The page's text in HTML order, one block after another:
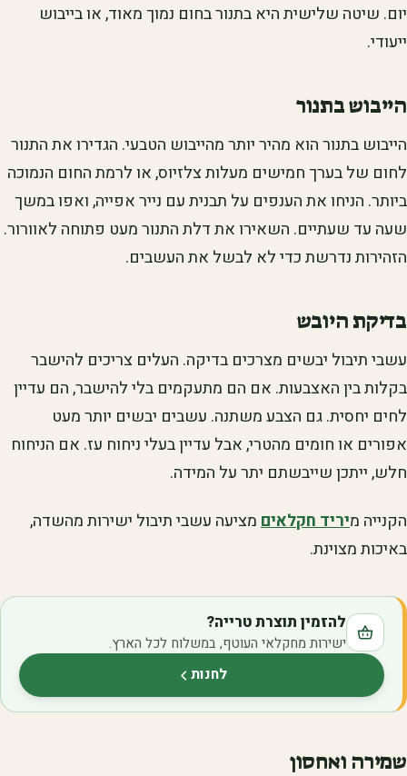
יום. שיטה שלישית היא בתנור בחום נמוך מאוד, או בייבוש
ייעודי.
הייבוש בתנור
הייבוש בתנור הוא מהיר יותר מהייבוש הטבעי. הגדירו את התנור
לחום של בערך חמישים מעלות צלזיוס, או לרמת החום הנמוכה
ביותר. הניחו את הענפים על תבנית עם נייר אפייה, ואפו במשך
שעה עד שעתיים. השאירו את דלת התנור מעט פתוחה לאוורור.
הזהירות נדרשת כדי לא לבשל את העשבים.
בדיקת היובש
עשבי תיבול יבשים מצרכים בדיקה. העלים צריכים להישבר
בקלות בין האצבעות. אם הם מתעקמים בלי להישבר, הם עדיין
לחים יחסית. גם הצבע משתנה. עשבים יבשים יותר מעט
אפורים או חומים מהטרי, אבל עדיין בעלי ניחוח עז. אם הניחוח
חלש, ייתכן שייבשתם יתר על המידה.
הקנייה מיריד חקלאיםמציעה עשבי תיבול ישירות מהשדה,
באיכות מצוינת.
להזמין תוצרת טרייה?
ישירות מחקלאי העוטף, במשלוח לכל הארץ.
לחנות(נפתח בלשונית חדשה)
שמירה ואחסון